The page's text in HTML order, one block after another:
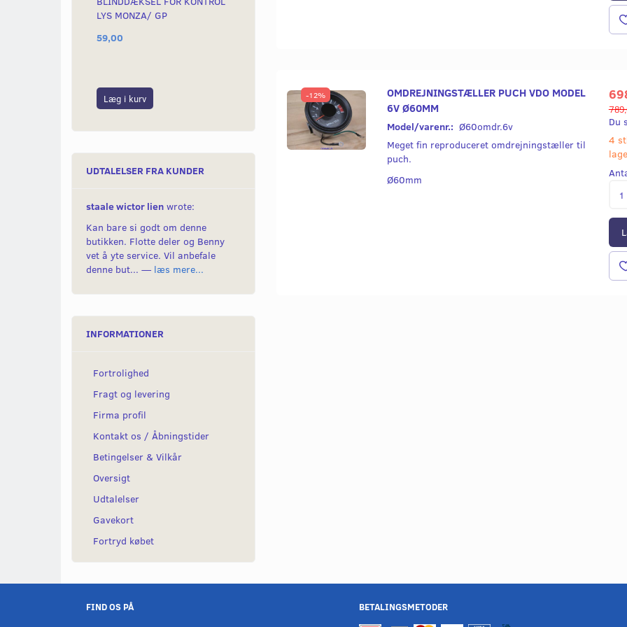
LYS MONZA/ GP
59,00
Læg i kurv Læg i kurv Læg i kurv Læg i kurv
UDTALELSER FRA KUNDER
staale wictor lien wrote:
Kan bare si godt om denne
butikken. Flotte deler og Benny
vet å yte service. Vil anbefale
denne but... — læs mere...
INFORMATIONER
Fortrolighed
Fragt og levering
Firma profil
Kontakt os / Åbningstider
Betingelser & Vilkår
Oversigt
Udtalelser
Gavekort
Fortryd købet
-12%
OMDREJNINGSTÆLLER PUCH VDO MODEL
6V Ø60MM
Model/varenr.: Ø60omdr.6v
Meget fin reproduceret omdrejningstæller til
puch.
Ø60mm
Du
4
FIND OS PÅ BETALINGSMETODER